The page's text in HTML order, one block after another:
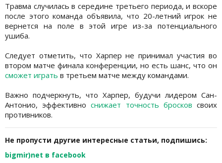
Травма случилась в середине третьего периода, и вскоре
после этого команда объявила, что 20-летний игрок не
вернется на поле в этой игре из-за потенциального
ушиба.
Следует отметить, что Харпер не принимал участия во
втором матче финала конференции, но есть шанс, что он
сможет играть в третьем матче между командами.
Важно подчеркнуть, что Харпер, будучи лидером Сан-
Антонио, эффективноснижает точность бросков своих
противников.
Не пропусти другие интересные статьи, подпишись:
bigmir)net в facebook